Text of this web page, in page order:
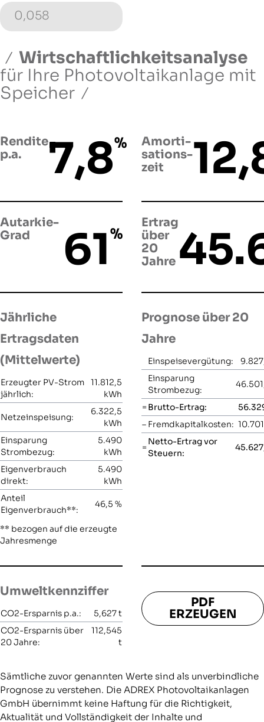
0,058
Wirtschaftlichkeitsanalyse
für Ihre Photovoltaikanlage mit
Speicher
Rendite
p.a.
7,8%
Amorti­
sations­
zeit
Autarkie-
Grad
61 %
Ertrag
über
20
Jahre
Jährliche
Ertragsdaten
(Mittelwerte)
Erzeugter PV-Strom
jährlich:
11.812,5
kWh
Netzeinspeisung:
6.322,5
kWh
Einsparung
Strombezug:
5.490
kWh
Eigenverbrauch
direkt:
5.490
kWh
Anteil
Eigenverbrauch**:
46,5 %
** bezogen auf die erzeugte
Jahresmenge
Prognose über 20
Jahre
Einspeisevergütung:
Einsparung
Strombezug:
=Brutto-Ertrag:
– Fremdkapitalkosten:
=
Netto-Ertrag vor
Steuern:
Umweltkennziffer
CO2-Ersparnis p.a.: 5,627t
CO2-Ersparnis über
20 Jahre:
112,545
t
PDF
ERZEUGEN
Sämtliche zuvor genannten Werte sind als unverbindliche
Prognose zu verstehen. Die ADREX Photovoltaikanlagen
GmbH übernimmt keine Haftung für die Richtigkeit,
Aktualität und Vollständigkeit der Inhalte und